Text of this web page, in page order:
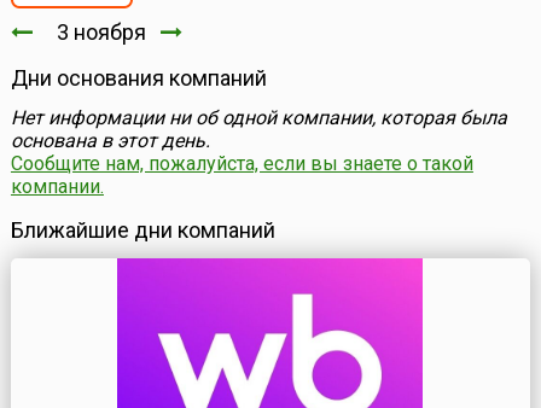
3 ноября
Дни основания компаний
Нет информации ни об одной компании, которая была
основана в этот день.
Сообщите нам, пожалуйста, если вы знаете о такой
компании.
Ближайшие дни компаний